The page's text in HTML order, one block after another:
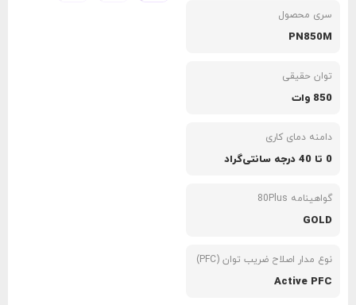
سری محصول
PN850M
توان حقیقی
850 وات
دامنه دمای کاری
0 تا 40 درجه سانتی‌گراد
گواهینامه 80Plus
GOLD
نوع مدار اصلاح ضریب توان (PFC)
Active PFC